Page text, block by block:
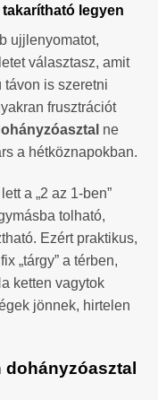
legyen
ujjlenyomatot,
választasz, amit
távon is szeretni
frusztrációt
ne
a hétköznapokban.
a „2 az 1-ben”
tolható,
Ezért praktikus,
„tárgy” a térben,
ketten vagytok
jönnek, hirtelen
dohányzóasztal